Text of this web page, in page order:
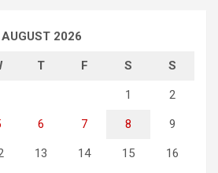
AUGUST 2026
T F S S
1 2
6 7 8 9
13 14 15 16